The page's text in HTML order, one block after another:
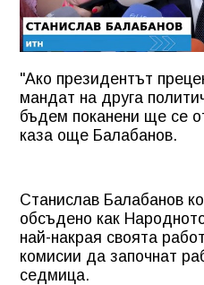
"Ако президентът
мандат на друга
бъдем поканени ще се
каза още Балабанов.
Станислав Балабанов
обсъдено как
най-накрая своята
комисии да започнат
седмица.